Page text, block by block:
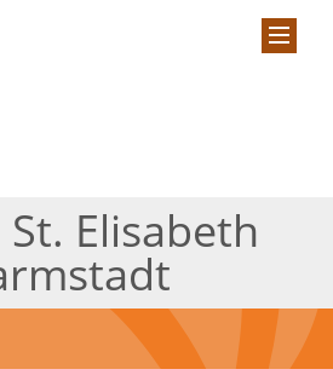
Elisabeth